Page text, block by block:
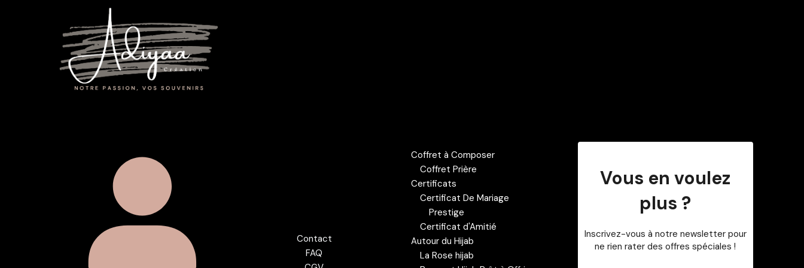
Contact
FAQ
Coffret à Composer
Coffret Prière
Certificats
Certificat De Mariage
Prestige
Certificat d'Amitié
Autour du Hijab
La Rose hijab
Vous en voulez
plus ?
Inscrivez-vous à notre newsletter pour
ne rien rater des offres spéciales !